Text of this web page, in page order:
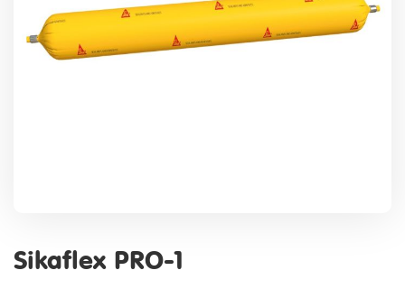
der
Sikaflex PRO-1